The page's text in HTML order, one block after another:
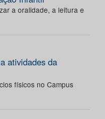
a oralidade, a leitura e
atividades da
físicos no Campus